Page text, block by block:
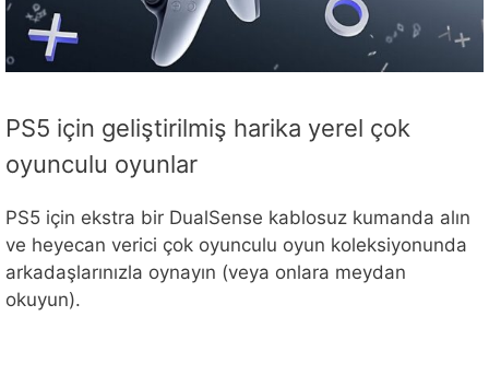
PS5 için geliştirilmiş harika yerel çok
oyunculu oyunlar
PS5 için ekstra bir DualSense kablosuz kumanda alın
ve heyecan verici çok oyunculu oyun koleksiyonunda
arkadaşlarınızla oynayın (veya onlara meydan
okuyun).